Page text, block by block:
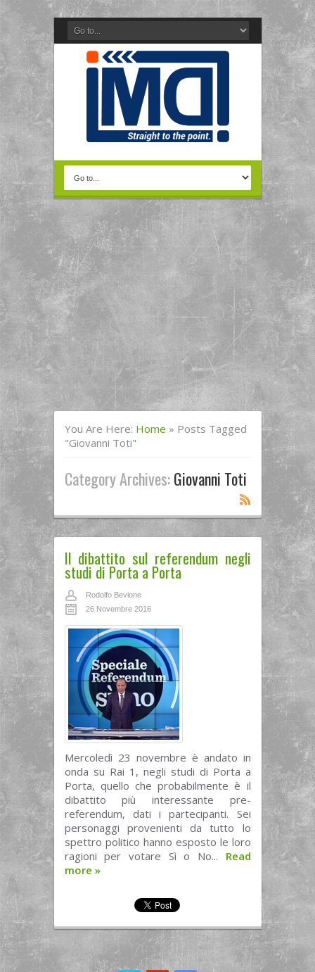
You Are Here: Home » Posts Tagged
"Giovanni Toti"
Category Archives:Giovanni Toti
Il dibattito sul referendum negli
studi di Porta a Porta
Rodolfo Bevione
26 Novembre 2016
Mercoledì 23 novembre è andato in
onda su Rai 1, negli studi di Porta a
Porta, quello che probabilmente è il
dibattito più interessante pre-
referendum, dati i partecipanti. Sei
personaggi provenienti da tutto lo
spettro politico hanno esposto le loro
ragioni per votare Sì o No... Read
more »